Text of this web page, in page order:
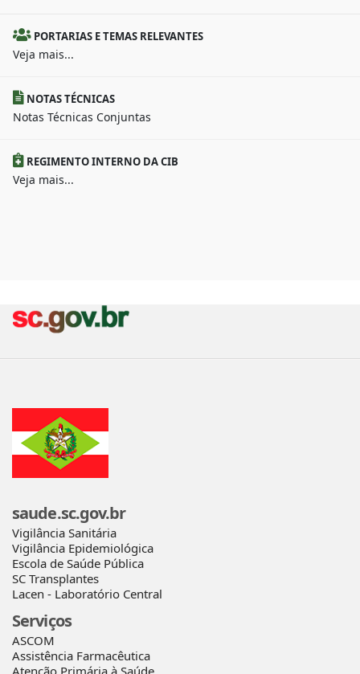
PORTARIAS E TEMAS RELEVANTES
Veja mais...
NOTAS TÉCNICAS
Notas Técnicas Conjuntas
REGIMENTO INTERNO DA CIB
Veja mais...
saude.sc.gov.br
Vigilância Sanitária
Vigilância Epidemiológica
Escola de Saúde Pública
SC Transplantes
Lacen - Laboratório Central
Serviços
ASCOM
Assistência Farmacêutica